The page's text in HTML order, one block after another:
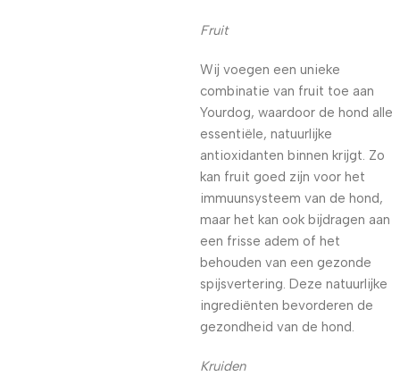
Fruit
Wij voegen een unieke
combinatie van fruit toe aan
Yourdog, waardoor de hond alle
essentiële, natuurlijke
antioxidanten binnen krijgt. Zo
kan fruit goed zijn voor het
immuunsysteem van de hond,
maar het kan ook bijdragen aan
een frisse adem of het
behouden van een gezonde
spijsvertering. Deze natuurlijke
ingrediënten bevorderen de
gezondheid van de hond.
Kruiden